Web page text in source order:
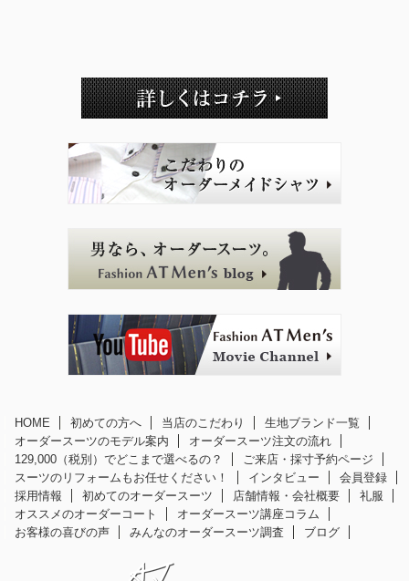
HOME 初めての方へ 当店のこだわり
生地ブランド一覧
オーダースーツのモデル案内
オーダースーツ注文の流れ
129,000（税別）でどこまで選べるの？
ご来店・採寸予約ページ
スーツのリフォームもお任せください！
インタビュー
会員登録
採用情報
初めてのオーダースーツ 店舗情報・会社概要
礼服
オススメのオーダーコート
オーダースーツ講座コラム
お客様の喜びの声
みんなのオーダースーツ調査 ブログ